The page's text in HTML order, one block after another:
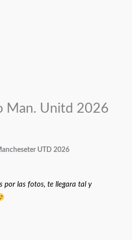
Man. Unitd 2026
UTD 2026
por las fotos, te llegara tal y